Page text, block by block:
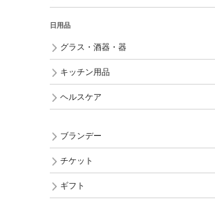
日用品
グラス・酒器・器
キッチン用品
ヘルスケア
ブランデー
チケット
ギフト